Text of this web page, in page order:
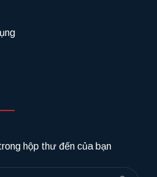
hộp thư đến của bạn